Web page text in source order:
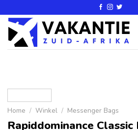
Home / Winkel / Messenger Bags
Rapiddominance